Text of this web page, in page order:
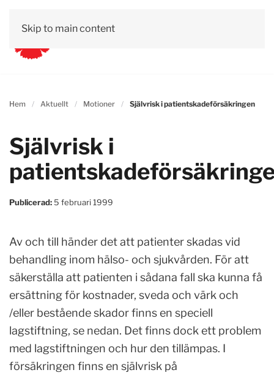
Skip to main content
Hem Aktuellt Motioner Självrisk i patientskadeförsäkringen
Självrisk i
Publicerad:5 februari 1999
Av och till händer det att patienter skadas vid
behandling inom hälso- och sjukvården. För att
säkerställa att patienten i sådana fall ska kunna få
ersättning för kostnader, sveda och värk och
/eller bestående skador finns en speciell
lagstiftning, se nedan. Det finns dock ett problem
med lagstiftningen och hur den tillämpas. I
försäkringen finns en självrisk på